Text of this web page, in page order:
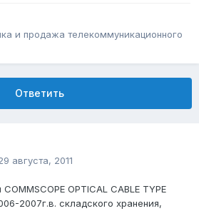
и продажа телекоммуникационного
Ответить
августа, 2011
OPTICAL CABLE TYPE
2007г.в. складского хранения,